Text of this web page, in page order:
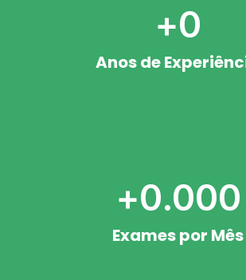
Anos de
+0
Exames por Mês
+0.000